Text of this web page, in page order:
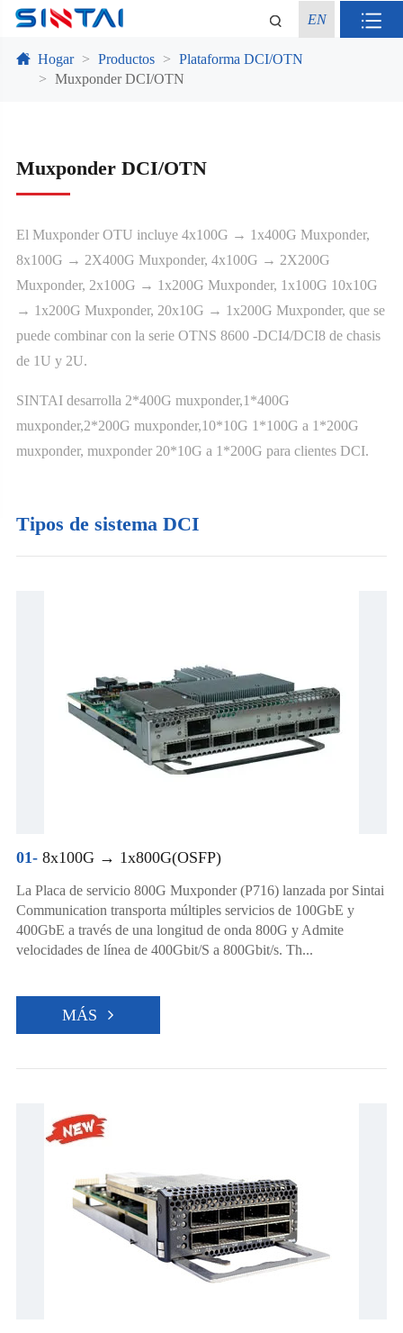
EN
Hogar Productos
Plataforma DCI/OTN
Muxponder DCI/OTN
Muxponder DCI/OTN
El Muxponder OTU incluye 4x100G → 1x400G Muxponder,
8x100G → 2X400G Muxponder, 4x100G → 2X200G
Muxponder, 2x100G → 1x200G Muxponder, 1x100G 10x10G
→ 1x200G Muxponder, 20x10G → 1x200G Muxponder, que se
puede combinar con la serie OTNS 8600 -DCI4/DCI8 de chasis
de 1U y 2U.
SINTAI desarrolla 2*400G muxponder,1*400G
muxponder,2*200G muxponder,10*10G 1*100G a 1*200G
muxponder, muxponder 20*10G a 1*200G para clientes DCI.
Tipos de sistema DCI
01-8x100G → 1x800G(OSFP)
La Placa de servicio 800G Muxponder (P716) lanzada por Sintai
Communication transporta múltiples servicios de 100GbE y
400GbE a través de una longitud de onda 800G y Admite
velocidades de línea de 400Gbit/S a 800Gbit/s. Th...
MÁS